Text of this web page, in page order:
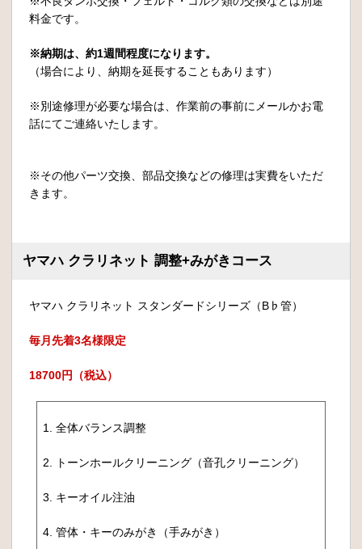
料金です。
※納期は、約1週間程度になります。
（場合により、納期を延長することもあります）
※別途修理が必要な場合は、作業前の事前にメールかお電
話にてご連絡いたします。
※その他パーツ交換、部品交換などの修理は実費をいただ
きます。
ヤマハ クラリネット 調整+みがきコース
ヤマハ クラリネット スタンダードシリーズ（B♭管）
毎月先着3名様限定
18700円（税込）
1. 全体バランス調整
2. トーンホールクリーニング（音孔クリーニング）
3. キーオイル注油
4. 管体・キーのみがき（手みがき）